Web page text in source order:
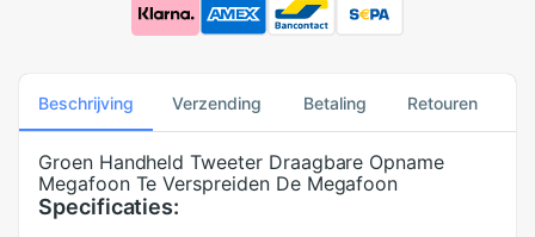
Beschrijving Verzending Betaling Retouren
Groen Handheld Tweeter Draagbare Opname
Megafoon Te Verspreiden De Megafoon
Specificaties: